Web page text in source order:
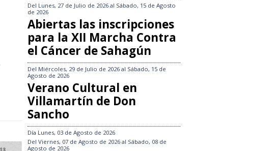
Del Lunes, 27 de Julio de 2026 al Sábado, 15 de Agosto
de 2026
Abiertas las inscripciones
para la XII Marcha Contra
el Cáncer de Sahagún
Del Miércoles, 29 de Julio de 2026 al Sábado, 15 de
Agosto de 2026
Verano Cultural en
Villamartín de Don
Sancho
Día Lunes, 03 de Agosto de 2026
Del Viernes, 07 de Agosto de 2026 al Sábado, 08 de
Agosto de 2026